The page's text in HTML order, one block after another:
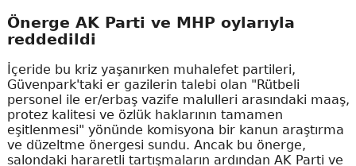
Önerge AK Parti ve MHP oylarıyla
reddedildi
İçeride bu kriz yaşanırken muhalefet partileri,
Güvenpark'taki er gazilerin talebi olan "Rütbeli
personel ile er/erbaş vazife malulleri arasındaki maaş,
protez kalitesi ve özlük haklarının tamamen
eşitlenmesi" yönünde komisyona bir kanun araştırma
ve düzeltme önergesi sundu. Ancak bu önerge,
salondaki hararetli tartışmaların ardından AK Parti ve